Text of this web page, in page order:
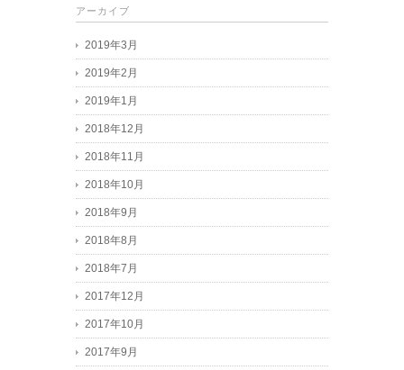
アーカイブ
2019年3月
2019年2月
2019年1月
2018年12月
2018年11月
2018年10月
2018年9月
2018年8月
2018年7月
2017年12月
2017年10月
2017年9月